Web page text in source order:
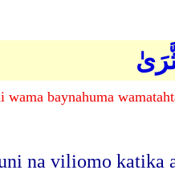
baynahuma
na viliomo katika